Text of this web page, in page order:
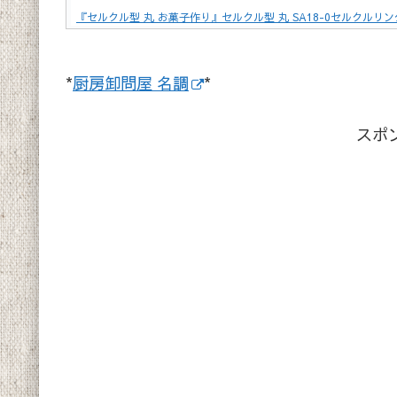
『セルクル型 丸 お菓子作り』セルクル型 丸 SA18-0セルクルリ
*厨房卸問屋 名調 *
スポ